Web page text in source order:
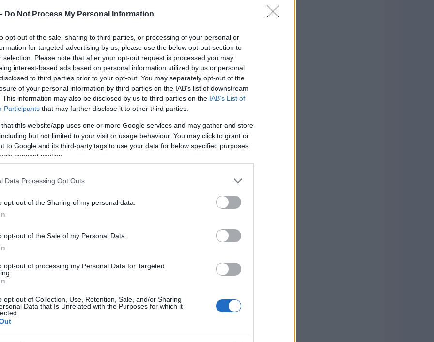
Do Not Process My Personal Information
opt-out of the sale, sharing to third parties, or processing of your personal or
for targeted advertising by us, please use the below opt-out section to
selection. Please note that after your opt-out request is processed you may
interest-based ads based on personal information utilized by us or personal
to third parties prior to your opt-out. You may separately opt-out of the
of your personal information by third parties on the IAB’s list of downstream
This information may also be disclosed by us to third parties on the IAB’s List of
Participants that may further disclose it to other third parties.
that this website/app uses one or more Google services and may gather and store
but not limited to your visit or usage behaviour. You may click to grant or
to Google and its third-party tags to use your data for below specified purposes
consent section.
Data Processing Opt Outs
opt-out of the Sharing of my personal data.
opt-out of the Sale of my Personal Data.
opt-out of processing my Personal Data for Targeted
opt-out of Collection, Use, Retention, Sale, and/or Sharing
Data that Is Unrelated with the Purposes for which it
Itinerari e tesori nascosti
dell’Appennino centrale per il
Un libro-guida che mette in rete borghi, santuari e
paesaggi dell'Appennino centrale attraverso nove
percorsi pensati per il turismo lento
Martina Marchesi · 26 Feb 2026
Tour da Non Perdere
per un'esperienza…